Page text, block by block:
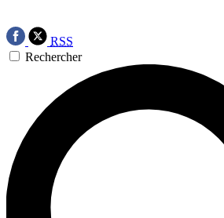
RSS
Rechercher